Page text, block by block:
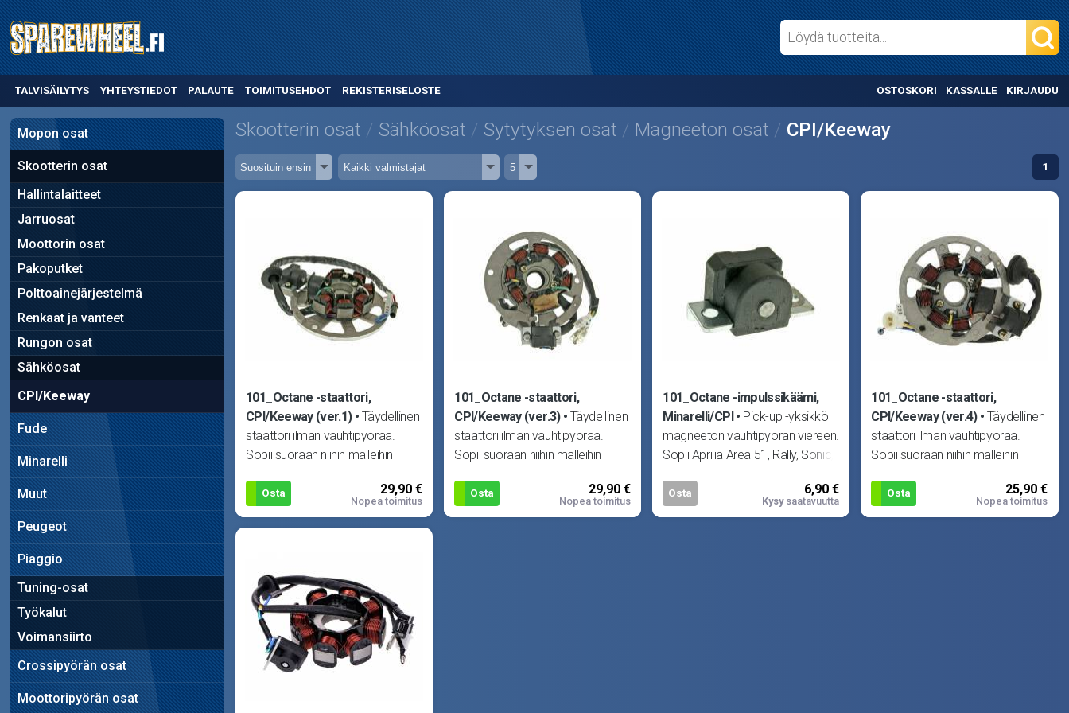
TALVISÄILYTYS YHTEYSTIEDOT PALAUTE TOIMITUSEHDOT REKISTERISELOSTE OSTOSKORI KASSALLE KIRJAUDU
Mopon osat
Skootterin osat
Hallintalaitteet
Jarruosat
Moottorin osat
Pakoputket
Polttoainejärjestelmä
Renkaat ja vanteet
Rungon osat
Sähköosat
CPI/Keeway
Fude
Minarelli
Muut
Peugeot
Piaggio
Tuning-osat
Työkalut
Voimansiirto
Crossipyörän osat
Moottoripyörän osat
Skootterin osat Sähköosat Sytytyksen osat Magneeton osat CPI/Keeway
1
101_Octane -staattori,
CPI/Keeway (ver.1)
Täydellinen
staattori ilman vauhtipyörää.
Sopii suoraan niihin malleihin
Voidaan as
Osta 29,90 €
Nopea toimitus
101_Octane -staattori,
CPI/Keeway (ver.3)
Täydellinen
staattori ilman vauhtipyörää.
Sopii suoraan niihin malleihin
Voidaan as
Osta 29,90 €
Nopea toimitus
101_Octane -impulssikäämi,
Minarelli/CPI
Pick-up -yksikkö
magneeton vauhtipyörän viereen.
Sopii Aprilia Area 51, Rally, Sonic,
Osta 6,90 €
Kysysaatavuutta
101_Octane -staattori,
CPI/Keeway (ver.4)
Täydellinen
staattori ilman vauhtipyörää.
Sopii suoraan niihin malleihin
Voidaan as
Osta 25,90 €
Nopea toimitus